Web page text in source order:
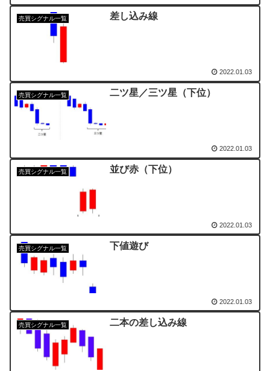
売買シグナル一覧 差し込み線
2022.01.03
売買シグナル一覧 二ツ星／三ツ星（下位）
2022.01.03
売買シグナル一覧 並び赤（下位）
2022.01.03
売買シグナル一覧 下値遊び
2022.01.03
売買シグナル一覧 二本の差し込み線